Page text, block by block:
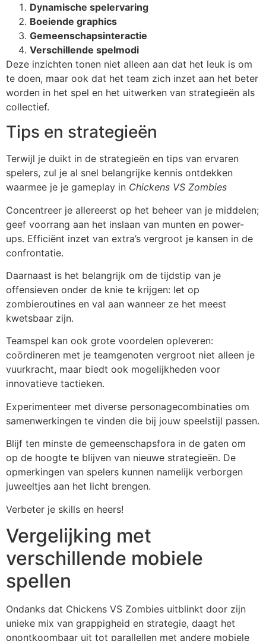
Dynamische spelervaring
Boeiende graphics
Gemeenschapsinteractie
Verschillende spelmodi
Deze inzichten tonen niet alleen aan dat het leuk is om
te doen, maar ook dat het team zich inzet aan het beter
worden in het spel en het uitwerken van strategieën als
collectief.
Tips en strategieën
Terwijl je duikt in de strategieën en tips van ervaren
spelers, zul je al snel belangrijke kennis ontdekken
waarmee je je gameplay in Chickens VS Zombies
Concentreer je allereerst op het beheer van je middelen;
geef voorrang aan het inslaan van munten en power-
ups. Efficiënt inzet van extra’s vergroot je kansen in de
confrontatie.
Daarnaast is het belangrijk om de tijdstip van je
offensieven onder de knie te krijgen: let op
zombieroutines en val aan wanneer ze het meest
kwetsbaar zijn.
Teamspel kan ook grote voordelen opleveren:
coördineren met je teamgenoten vergroot niet alleen je
vuurkracht, maar biedt ook mogelijkheden voor
innovatieve tactieken.
Experimenteer met diverse personagecombinaties om
samenwerkingen te vinden die bij jouw speelstijl passen.
Blijf ten minste de gemeenschapsfora in de gaten om
op de hoogte te blijven van nieuwe strategieën. De
opmerkingen van spelers kunnen namelijk verborgen
juweeltjes aan het licht brengen.
Verbeter je skills en heers!
Vergelijking met
verschillende mobiele
spellen
Ondanks dat Chickens VS Zombies uitblinkt door zijn
unieke mix van grappigheid en strategie, daagt het
onontkoombaar uit tot parallellen met andere mobiele